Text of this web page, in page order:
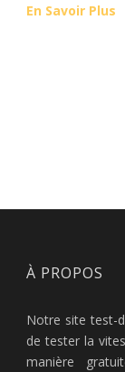
En Savoir Plus
À PROPOS
Notre site test-
de tester la
manière